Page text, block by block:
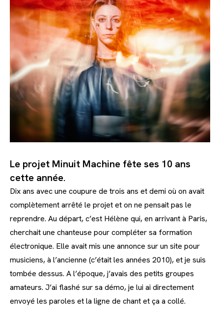
Le projet Minuit Machine fête ses 10 ans
cette année.
Dix ans avec une coupure de trois ans et demi où on avait
complètement arrêté le projet et on ne pensait pas le
reprendre. Au départ, c’est Hélène qui, en arrivant à Paris,
cherchait une chanteuse pour compléter sa formation
électronique. Elle avait mis une annonce sur un site pour
musiciens, à l’ancienne (c’était les années 2010), et je suis
tombée dessus. A l’époque, j’avais des petits groupes
amateurs. J’ai flashé sur sa démo, je lui ai directement
envoyé les paroles et la ligne de chant et ça a collé.